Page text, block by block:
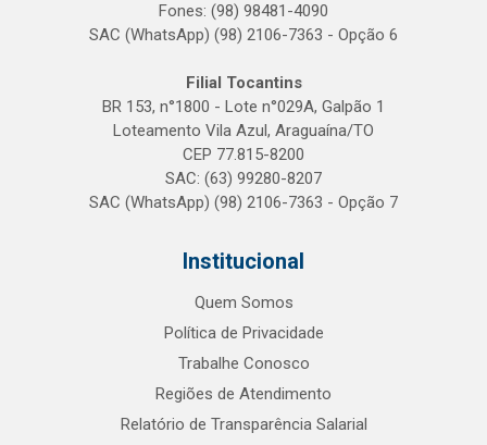
Fones: (98) 98481-4090
SAC (WhatsApp) (98) 2106-7363 - Opção 6
Filial Tocantins
BR 153, n°1800 - Lote n°029A, Galpão 1
Loteamento Vila Azul, Araguaína/TO
CEP 77.815-8200
SAC: (63) 99280-8207
SAC (WhatsApp) (98) 2106-7363 - Opção 7
Institucional
Quem Somos
Política de Privacidade
Trabalhe Conosco
Regiões de Atendimento
Relatório de Transparência Salarial